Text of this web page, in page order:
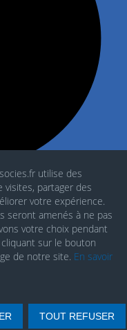
utilise des
partager des
votre expérience.
seront amenés à ne pas
votre choix pendant
sur le bouton
de notre site. En savoir
TOUT REFUSER